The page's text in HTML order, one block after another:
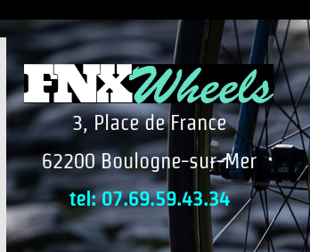
3, Place de France
62200 Boulogne-sur-Mer
tel: 07.69.59.43.34